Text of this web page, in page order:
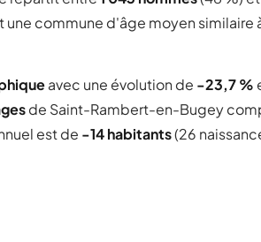
une commune d'âge moyen similaire
avec une évolution de -23,7 %
de Saint-Rambert-en-Bugey
est de -14 habitants(26